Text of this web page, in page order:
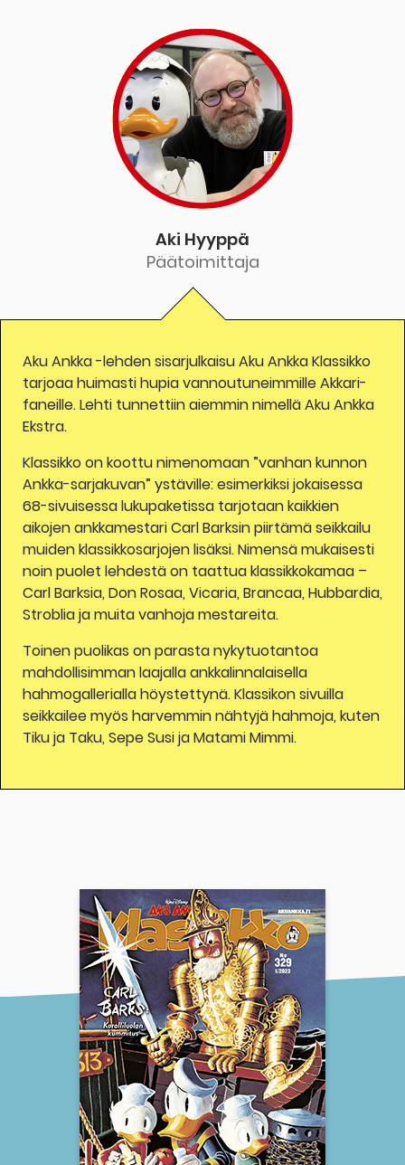
Aki Hyyppä
Päätoimittaja
Aku Ankka -lehden sisarjulkaisu Aku Ankka Klassikko
tarjoaa huimasti hupia vannoutuneimmille Akkari-
faneille. Lehti tunnettiin aiemmin nimellä Aku Ankka
Ekstra.
Klassikko on koottu nimenomaan ”vanhan kunnon
Ankka-sarjakuvan” ystäville: esimerkiksi jokaisessa
68-sivuisessa lukupaketissa tarjotaan kaikkien
aikojen ankkamestari Carl Barksin piirtämä seikkailu
muiden klassikkosarjojen lisäksi. Nimensä mukaisesti
noin puolet lehdestä on taattua klassikkokamaa –
Carl Barksia, Don Rosaa, Vicaria, Brancaa, Hubbardia,
Stroblia ja muita vanhoja mestareita.
Toinen puolikas on parasta nykytuotantoa
mahdollisimman laajalla ankkalinnalaisella
hahmogallerialla höystettynä. Klassikon sivuilla
seikkailee myös harvemmin nähtyjä hahmoja, kuten
Tiku ja Taku, Sepe Susi ja Matami Mimmi.